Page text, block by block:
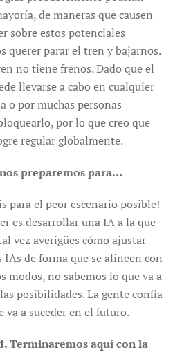
de maneras que causen
sobre estos potenciales
querer parar el tren y bajarnos.
no tiene frenos. Dado que el
llevarse a cabo en cualquier
o por muchas personas
por lo que creo que
regular globalmente.
preparemos para…
para el peor escenario posible!
es desarrollar una IA a la que
vez averigües cómo ajustar
de forma que se alineen con
modos, no sabemos lo que va a
posibilidades. La gente confía
va a suceder en el futuro.
Terminaremos aquí con la